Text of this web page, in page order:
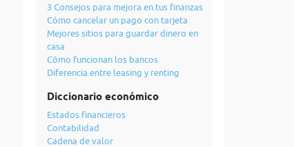
3 Consejos para mejora en tus finanzas
Cómo cancelar un pago con tarjeta
Mejores sitios para guardar dinero en
casa
Cómo funcionan los bancos
Diferencia entre leasing y renting
Diccionario económico
Estados financieros
Contabilidad
Cadena de valor